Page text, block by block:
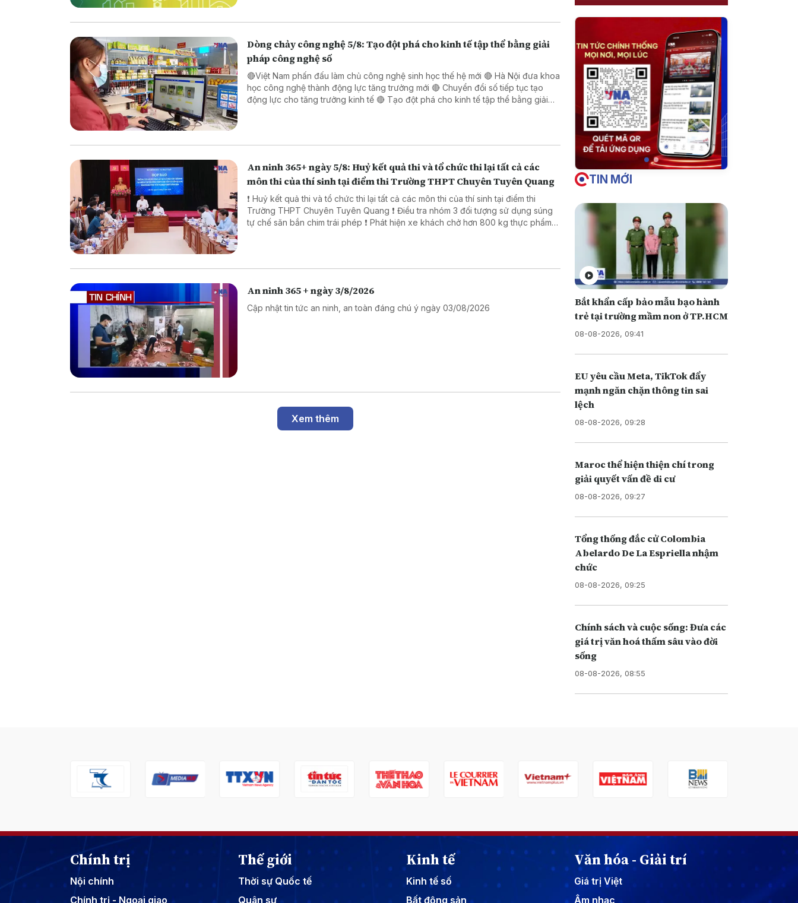
Dòng chảy công nghệ 5/8: Tạo đột phá cho kinh tế tập thể bằng giải
pháp công nghệ số
🔴Việt Nam phấn đấu làm chủ công nghệ sinh học thế hệ mới 🔴 Hà Nội đưa khoa
học công nghệ thành động lực tăng trưởng mới 🔴 Chuyển đổi số tiếp tục tạo
động lực cho tăng trưởng kinh tế 🔴 Tạo đột phá cho kinh tế tập thể bằng giải
An ninh 365+ ngày 5/8: Huỷ kết quả thi và tổ chức thi lại tất cả các
môn thi của thí sinh tại điểm thi Trường THPT Chuyên Tuyên Quang
❗ Huỷ kết quả thi và tổ chức thi lại tất cả các môn thi của thí sinh tại điểm thi
Trường THPT Chuyên Tuyên Quang ❗ Điều tra nhóm 3 đối tượng sử dụng súng
tự chế săn bắn chim trái phép ❗ Phát hiện xe khách chở hơn 800 kg thực phẩm
An ninh 365 + ngày 3/8/2026
Cập nhật tin tức an ninh, an toàn đáng chú ý ngày 03/08/2026
Xem thêm
TIN MỚI
Bắt khẩn cấp bảo mẫu bạo hành
trẻ tại trường mầm non ở TP.HCM
08-08-2026, 09:41
EU yêu cầu Meta, TikTok đẩy
mạnh ngăn chặn thông tin sai
lệch
08-08-2026, 09:28
Maroc thể hiện thiện chí trong
giải quyết vấn đề di cư
08-08-2026, 09:27
Tổng thống đắc cử Colombia
Abelardo De La Espriella nhậm
chức
08-08-2026, 09:25
Chính sách và cuộc sống: Đưa các
giá trị văn hoá thấm sâu vào đời
sống
08-08-2026, 08:55
Chính trị
Nội chính
Chính trị - Ngoại giao
Thế giới
Thời sự Quốc tế
Quân sự
Kinh tế
Kinh tế số
Bất động sản
Văn hóa - Giải trí
Giá trị Việt
Âm nhạc